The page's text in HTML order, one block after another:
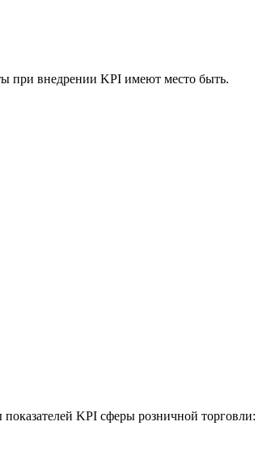
при внедрении KPI имеют место быть.
KPI сферы розничной торговли: